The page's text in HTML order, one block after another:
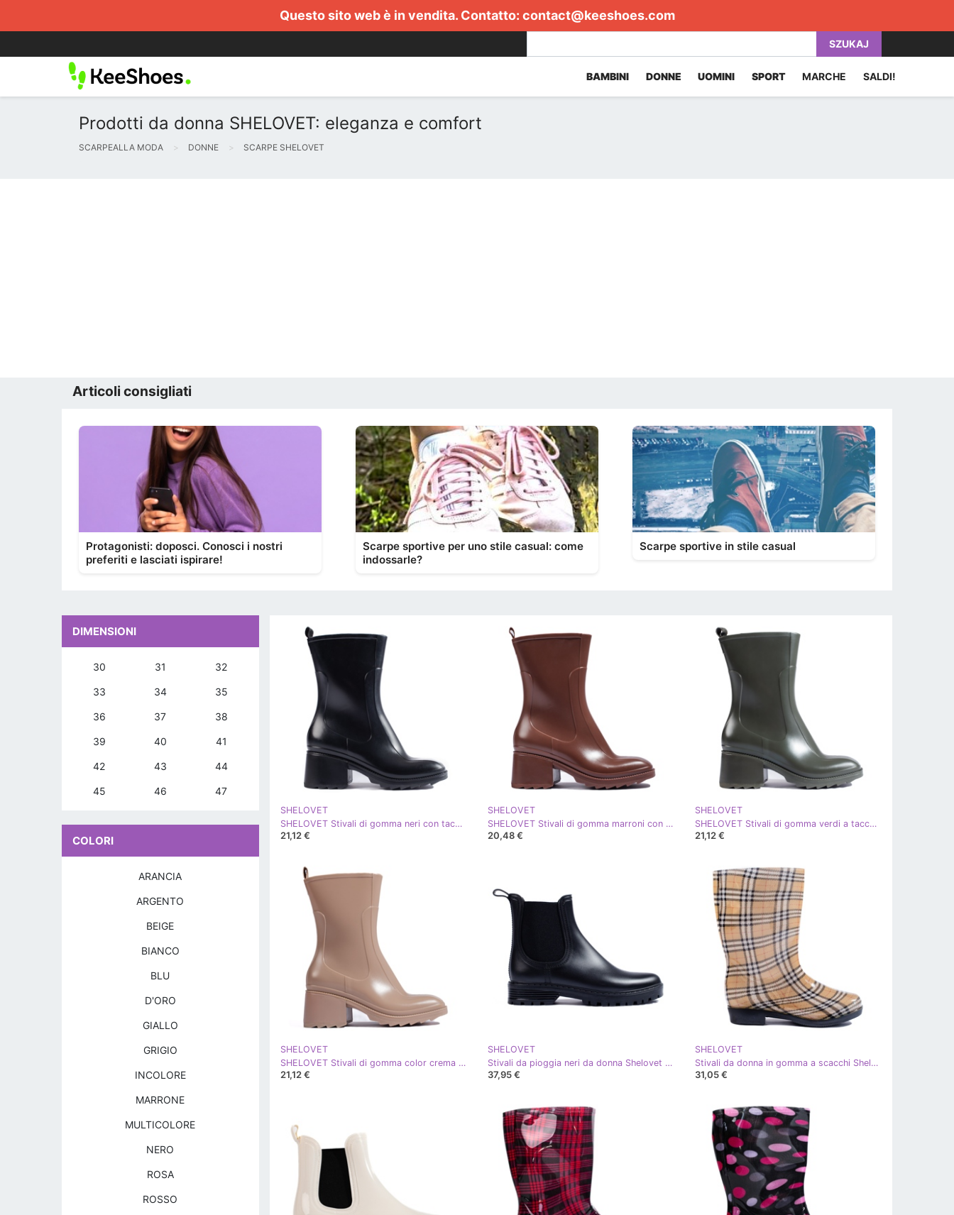
Questo sito web è in vendita. Contatto: contact@keeshoes.com
SZUKAJ
BAMBINI DONNE UOMINI SPORT MARCHE SALDI!
Prodotti da donna SHELOVET: eleganza e comfort
SCARPEALLA MODA DONNE SCARPE SHELOVET
Articoli consigliati
Protagonisti: doposci. Conosci i nostri
preferiti e lasciati ispirare!
Scarpe sportive per uno stile casual: come
indossarle?
Scarpe sportive in stile casual
SHELOVET
SHELOVET Stivali di gomma neri con tacco alto e cerniera nero
21,12 €
SHELOVET
SHELOVET Stivali di gomma marroni con tacco alto e cerniera marrone
20,48 €
SHELOVET
SHELOVET Stivali di gomma verdi a tacco alto con cerniera verde
21,12 €
SHELOVET
SHELOVET Stivali di gomma color crema con tacco alto e cerniera beige
21,12 €
SHELOVET
Stivali da pioggia neri da donna Shelovet nero
37,95 €
SHELOVET
Stivali da donna in gomma a scacchi Shelovet beige
31,05 €
DIMENSIONI
30 31 32
33 34 35
36 37 38
39 40 41
42 43 44
45 46 47
COLORI
ARANCIA
ARGENTO
BEIGE
BIANCO
BLU
D'ORO
GIALLO
GRIGIO
INCOLORE
MARRONE
MULTICOLORE
NERO
ROSA
ROSSO